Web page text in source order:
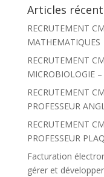
e
c
h
r
:
Articles
RECRUTEMENT
MATHEMATIQUES
RECRUTEMENT
MICROBIOLOGIE –
RECRUTEMENT
PROFESSEUR
RECRUTEMENT
PROFESSEUR
Facturation
gérer et